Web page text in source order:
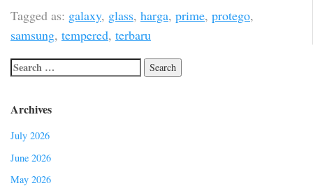
Tagged as: galaxy, glass, harga, prime, protego,
samsung, tempered, terbaru
Archives
July 2026
June 2026
May 2026